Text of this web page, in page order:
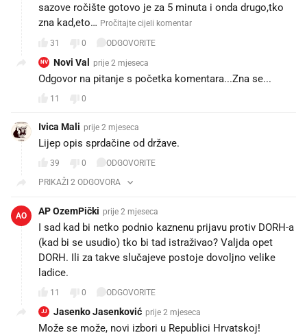
sazove ročište gotovo je za 5 minuta i onda drugo,tko
zna kad,eto… Pročitajte cijeli komentar
31 0 ODGOVORITE
NV Novi Val prije 2 mjeseca
Odgovor na pitanje s početka komentara...Zna se...
11 0
Ivica Mali prije 2 mjeseca
Lijep opis sprdačine od države.
39 0
ODGOVORITE
PRIKAŽI 2 ODGOVORA
AO AP OzemPički prije 2 mjeseca
I sad kad bi netko podnio kaznenu prijavu protiv DORH-a
(kad bi se usudio) tko bi tad istraživao? Valjda opet
DORH. Ili za takve slučajeve postoje dovoljno velike
ladice.
11 0 ODGOVORITE
JJ Jasenko Jasenković prije 2 mjeseca
Može se može, novi izbori u Republici Hrvatskoj!